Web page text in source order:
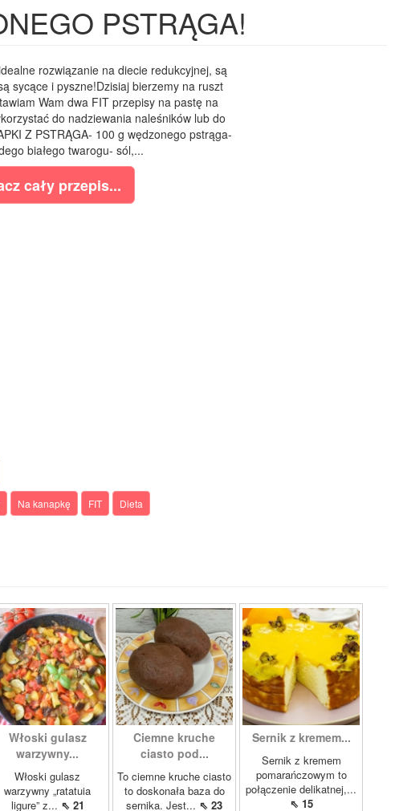
PSTRĄGA!
rozwiązanie na diecie redukcyjnej, są
sycące i pyszne!Dzisiaj bierzemy na ruszt
Wam dwa FIT przepisy na pastę na
do nadziewania naleśników lub do
Z PSTRĄGA- 100 g wędzonego pstrąga-
białego twarogu- sól,...
cały przepis...
Na kanapkę FIT Dieta
Włoski gulasz
warzywny...
Włoski gulasz
warzywny „ratatuia
ligure” z... ⇖ 21
Ciemne kruche
ciasto pod...
To ciemne kruche ciasto
to doskonała baza do
sernika. Jest... ⇖ 23
Sernik z kremem...
Sernik z kremem
pomarańczowym to
połączenie delikatnej,...
⇖ 15